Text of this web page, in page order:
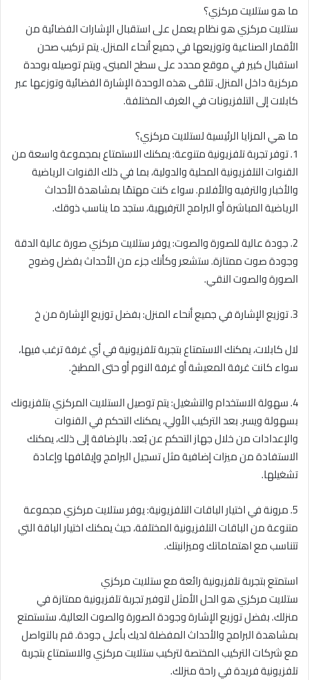
ما هو ستلايت مركزي؟
ستلايت مركزي هو نظام يعمل على استقبال الإشارات الفضائية من
الأقمار الصناعية وتوزيعها في جميع أنحاء المنزل. يتم تركيب صحن
استقبال كبير في موقع محدد على سطح المبنى، ويتم توصيله بوحدة
مركزية داخل المنزل. تتلقى هذه الوحدة الإشارة الفضائية وتوزعها عبر
كابلات إلى التلفزيونات في الغرف المختلفة.
ما هي المزايا الرئيسية لستلايت مركزي؟
1. توفر تجربة تلفزيونية متنوعة: يمكنك الاستمتاع بمجموعة واسعة من
القنوات التلفزيونية المحلية والدولية، بما في ذلك القنوات الرياضية
والأخبار والترفيه والأفلام. سواء كنت مهتمًا بمشاهدة الأحداث
الرياضية المباشرة أو البرامج الترفيهية، ستجد ما يناسب ذوقك.
2. جودة عالية للصورة والصوت: يوفر ستلايت مركزي صورة عالية الدقة
وجودة صوت ممتازة. ستشعر وكأنك جزء من الأحداث بفضل وضوح
الصورة والصوت النقي.
3. توزيع الإشارة في جميع أنحاء المنزل: بفضل توزيع الإشارة من خ
لال كابلات، يمكنك الاستمتاع بتجربة تلفزيونية في أي غرفة ترغب فيها،
سواء كانت غرفة المعيشة أو غرفة النوم أو حتى المطبخ.
4. سهولة الاستخدام والتشغيل: يتم توصيل الستلايت المركزي بتلفزيونك
بسهولة ويسر. بعد التركيب الأولي، يمكنك التحكم في القنوات
والإعدادات من خلال جهاز التحكم عن بُعد. بالإضافة إلى ذلك، يمكنك
الاستفادة من ميزات إضافية مثل تسجيل البرامج وإيقافها وإعادة
تشغيلها.
5. مرونة في اختيار الباقات التلفزيونية: يوفر ستلايت مركزي مجموعة
متنوعة من الباقات التلفزيونية المختلفة، حيث يمكنك اختيار الباقة التي
تتناسب مع اهتماماتك وميزانيتك.
استمتع بتجربة تلفزيونية رائعة مع ستلايت مركزي
ستلايت مركزي هو الحل الأمثل لتوفير تجربة تلفزيونية ممتازة في
منزلك. بفضل توزيع الإشارة وجودة الصورة والصوت العالية، ستستمتع
بمشاهدة البرامج والأحداث المفضلة لديك بأعلى جودة. قم بالتواصل
مع شركات التركيب المختصة لتركيب ستلايت مركزي والاستمتاع بتجربة
تلفزيونية فريدة في راحة منزلك.